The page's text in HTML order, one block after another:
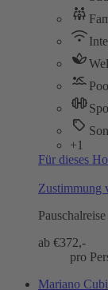
+1
Für dieses
Zustimmung
Pauschalreise
ab €372,-
pro
Mariano Cubi